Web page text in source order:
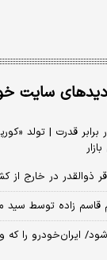
سایت
برابر قدرت | تولد
ذوالقدر در خارج از
قاسم زاده توسط
ایران‌خودرو را که